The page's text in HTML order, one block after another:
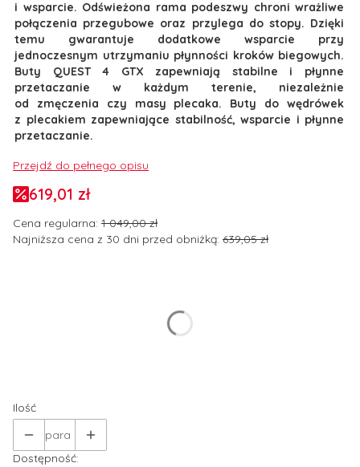
i wsparcie. Odświeżona rama podeszwy chroni wrażliwe
połączenia przegubowe oraz przylega do stopy. Dzięki
temu gwarantuje dodatkowe wsparcie przy
jednoczesnym utrzymaniu płynności kroków biegowych.
Buty QUEST 4 GTX zapewniają stabilne i płynne
przetaczanie w każdym terenie, niezależnie
od zmęczenia czy masy plecaka. Buty do wędrówek
z plecakiem zapewniające stabilność, wsparcie i płynne
przetaczanie.
Przejdź do pełnego opisu
619,01 zł
Cena regularna: 1 049,00 zł
Najniższa cena z 30 dni przed obniżką: 639,05 zł
Ilość
para
Dostępność: